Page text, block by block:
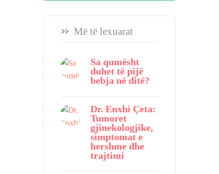
Më të lexuarat
Sa qumësht
duhet të pijë
bebja në ditë?
Dr. Enxhi Çeta:
Tumoret
gjinekologjike,
simptomat e
hershme dhe
trajtimi